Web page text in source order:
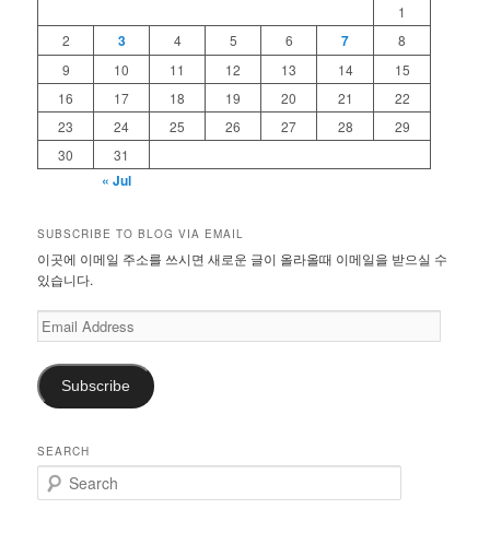
1
2
3 4 5 6 7
8
9
10 11 12 13 14
15
16
17 18 19 20 21
22
23
24 25 26 27 28
29
30
31
« Jul
SUBSCRIBE TO BLOG VIA EMAIL
이곳에 이메일 주소를 쓰시면 새로운 글이 올라올때 이메일을 받으실 수
있습니다.
Email
Address
Subscribe
SEARCH
e